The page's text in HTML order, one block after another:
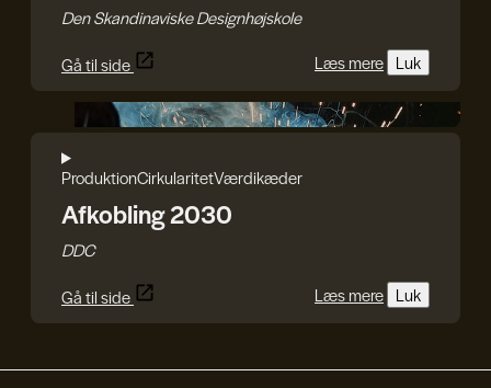
Den Skandinaviske Designhøjskole
Gå til side
Læs mere Luk
ProduktionCirkularitetVærdikæder
Afkobling 2030
DDC
Gå til side
Læs mere Luk